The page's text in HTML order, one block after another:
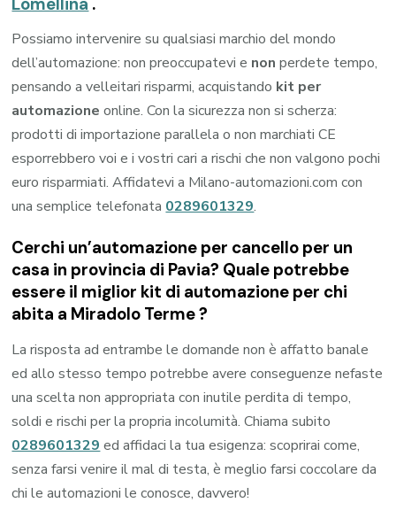
Possiamo intervenire su qualsiasi marchio del mondo
dell’automazione: non preoccupatevi e non perdete tempo,
pensando a velleitari risparmi, acquistando kit per
automazione online. Con la sicurezza non si scherza:
prodotti di importazione parallela o non marchiati CE
esporrebbero voi e i vostri cari a rischi che non valgono pochi
euro risparmiati. Affidatevi a Milano-automazioni.com con
una semplice telefonata 0289601329.
Cerchi un’automazione per cancello per un
casa in provincia di Pavia? Quale potrebbe
essere il miglior kit di automazione per chi
abita a Miradolo Terme?
La risposta ad entrambe le domande non è affatto banale
ed allo stesso tempo potrebbe avere conseguenze nefaste
una scelta non appropriata con inutile perdita di tempo,
soldi e rischi per la propria incolumità. Chiama subito
0289601329 ed affidaci la tua esigenza: scoprirai come,
senza farsi venire il mal di testa, è meglio farsi coccolare da
chi le automazioni le conosce, davvero!